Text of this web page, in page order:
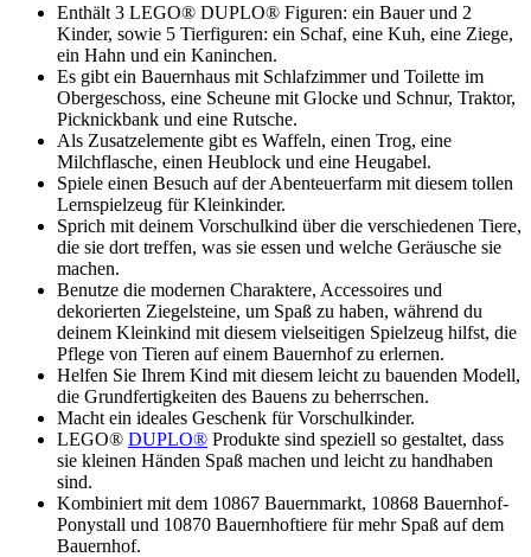
Enthält 3 LEGO® DUPLO® Figuren: ein Bauer und 2
Kinder, sowie 5 Tierfiguren: ein Schaf, eine Kuh, eine Ziege,
ein Hahn und ein Kaninchen.
Es gibt ein Bauernhaus mit Schlafzimmer und Toilette im
Obergeschoss, eine Scheune mit Glocke und Schnur, Traktor,
Picknickbank und eine Rutsche.
Als Zusatzelemente gibt es Waffeln, einen Trog, eine
Milchflasche, einen Heublock und eine Heugabel.
Spiele einen Besuch auf der Abenteuerfarm mit diesem tollen
Lernspielzeug für Kleinkinder.
Sprich mit deinem Vorschulkind über die verschiedenen Tiere,
die sie dort treffen, was sie essen und welche Geräusche sie
machen.
Benutze die modernen Charaktere, Accessoires und
dekorierten Ziegelsteine, um Spaß zu haben, während du
deinem Kleinkind mit diesem vielseitigen Spielzeug hilfst, die
Pflege von Tieren auf einem Bauernhof zu erlernen.
Helfen Sie Ihrem Kind mit diesem leicht zu bauenden Modell,
die Grundfertigkeiten des Bauens zu beherrschen.
Macht ein ideales Geschenk für Vorschulkinder.
LEGO® DUPLO® Produkte sind speziell so gestaltet, dass
sie kleinen Händen Spaß machen und leicht zu handhaben
sind.
Kombiniert mit dem 10867 Bauernmarkt, 10868 Bauernhof-
Ponystall und 10870 Bauernhoftiere für mehr Spaß auf dem
Bauernhof.